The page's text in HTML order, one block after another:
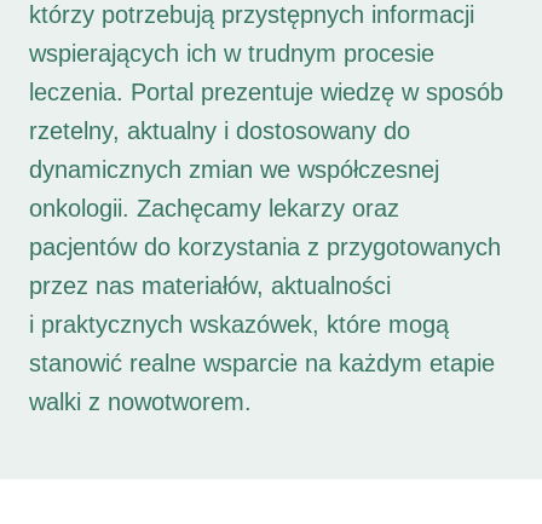
którzy potrzebują przystępnych informacji
wspierających ich w trudnym procesie
leczenia. Portal prezentuje wiedzę w sposób
rzetelny, aktualny i dostosowany do
dynamicznych zmian we współczesnej
onkologii. Zachęcamy lekarzy oraz
pacjentów do korzystania z przygotowanych
przez nas materiałów, aktualności
i praktycznych wskazówek, które mogą
stanowić realne wsparcie na każdym etapie
walki z nowotworem.